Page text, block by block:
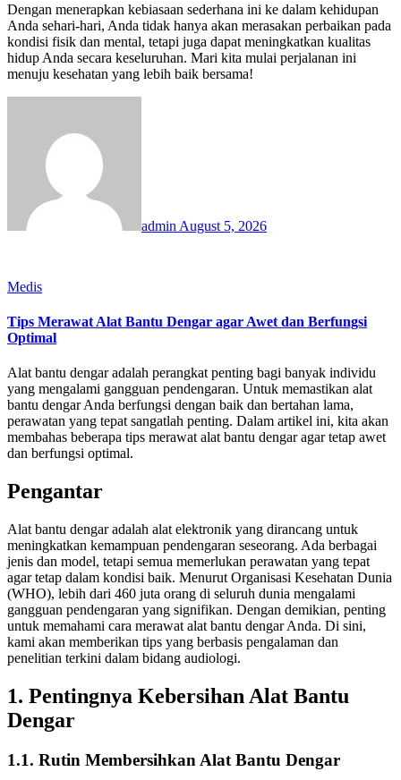
Dengan menerapkan kebiasaan sederhana ini ke dalam kehidupan
Anda sehari-hari, Anda tidak hanya akan merasakan perbaikan pada
kondisi fisik dan mental, tetapi juga dapat meningkatkan kualitas
hidup Anda secara keseluruhan. Mari kita mulai perjalanan ini
menuju kesehatan yang lebih baik bersama!
admin August 5, 2026
Medis
Tips Merawat Alat Bantu Dengar agar Awet dan Berfungsi
Optimal
Alat bantu dengar adalah perangkat penting bagi banyak individu
yang mengalami gangguan pendengaran. Untuk memastikan alat
bantu dengar Anda berfungsi dengan baik dan bertahan lama,
perawatan yang tepat sangatlah penting. Dalam artikel ini, kita akan
membahas beberapa tips merawat alat bantu dengar agar tetap awet
dan berfungsi optimal.
Pengantar
Alat bantu dengar adalah alat elektronik yang dirancang untuk
meningkatkan kemampuan pendengaran seseorang. Ada berbagai
jenis dan model, tetapi semua memerlukan perawatan yang tepat
agar tetap dalam kondisi baik. Menurut Organisasi Kesehatan Dunia
(WHO), lebih dari 460 juta orang di seluruh dunia mengalami
gangguan pendengaran yang signifikan. Dengan demikian, penting
untuk memahami cara merawat alat bantu dengar Anda. Di sini,
kami akan memberikan tips yang berbasis pengalaman dan
penelitian terkini dalam bidang audiologi.
1. Pentingnya Kebersihan Alat Bantu
Dengar
1.1. Rutin Membersihkan Alat Bantu Dengar